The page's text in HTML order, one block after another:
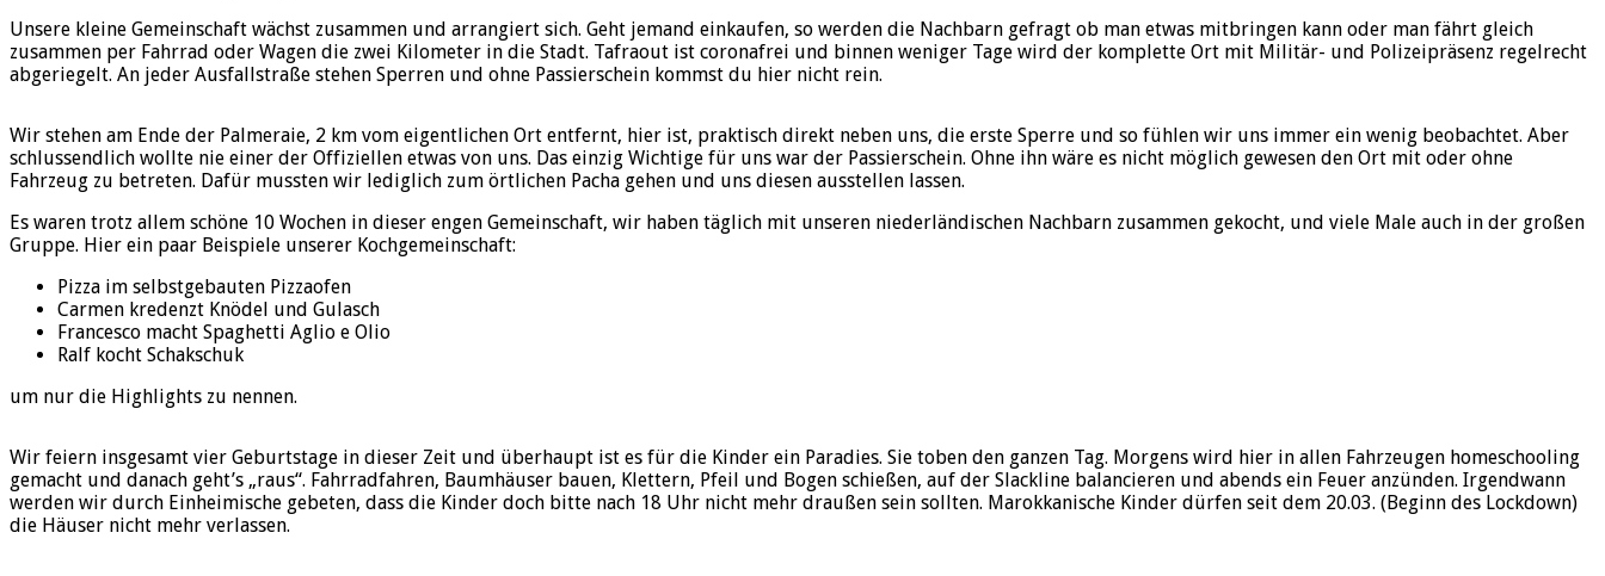
Unsere kleine Gemeinschaft wächst zusammen und arrangiert sich. Geht jemand einkaufen, so werden die Nachbarn gefragt ob man etwas mitbringen kann oder man fährt gleich
zusammen per Fahrrad oder Wagen die zwei Kilometer in die Stadt. Tafraout ist coronafrei und binnen weniger Tage wird der komplette Ort mit Militär- und Polizeipräsenz regelrecht
abgeriegelt. An jeder Ausfallstraße stehen Sperren und ohne Passierschein kommst du hier nicht rein.
Wir stehen am Ende der Palmeraie, 2 km vom eigentlichen Ort entfernt, hier ist, praktisch direkt neben uns, die erste Sperre und so fühlen wir uns immer ein wenig beobachtet. Aber
schlussendlich wollte nie einer der Offiziellen etwas von uns. Das einzig Wichtige für uns war der Passierschein. Ohne ihn wäre es nicht möglich gewesen den Ort mit oder ohne
Fahrzeug zu betreten. Dafür mussten wir lediglich zum örtlichen Pacha gehen und uns diesen ausstellen lassen.
Es waren trotz allem schöne 10 Wochen in dieser engen Gemeinschaft, wir haben täglich mit unseren niederländischen Nachbarn zusammen gekocht, und viele Male auch in der großen
Gruppe. Hier ein paar Beispiele unserer Kochgemeinschaft:
Pizza im selbstgebauten Pizzaofen
Carmen kredenzt Knödel und Gulasch
Francesco macht Spaghetti Aglio e Olio
Ralf kocht Schakschuk
um nur die Highlights zu nennen.
Wir feiern insgesamt vier Geburtstage in dieser Zeit und überhaupt ist es für die Kinder ein Paradies. Sie toben den ganzen Tag. Morgens wird hier in allen Fahrzeugen homeschooling
gemacht und danach geht’s „raus“. Fahrradfahren, Baumhäuser bauen, Klettern, Pfeil und Bogen schießen, auf der Slackline balancieren und abends ein Feuer anzünden. Irgendwann
werden wir durch Einheimische gebeten, dass die Kinder doch bitte nach 18 Uhr nicht mehr draußen sein sollten. Marokkanische Kinder dürfen seit dem 20.03. (Beginn des Lockdown)
die Häuser nicht mehr verlassen.